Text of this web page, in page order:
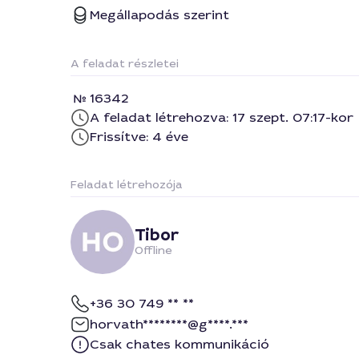
Megállapodás szerint
A feladat részletei
16342
A feladat létrehozva: 17 szept. 07:17-kor
Frissítve: 4 éve
Feladat létrehozója
Tibor
Offline
+36 30 749 ** **
horvath********@g****.***
Csak chates kommunikáció